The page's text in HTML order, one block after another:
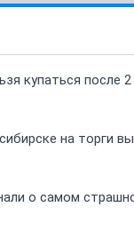
купаться после 2
на торги
о самом